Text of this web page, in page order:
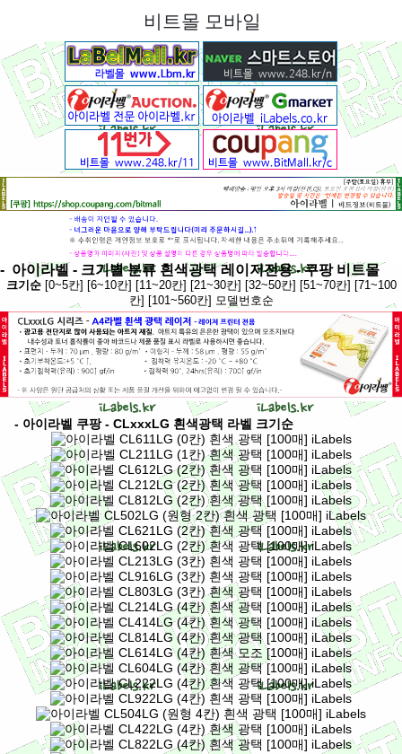
비트몰 모바일
- 아이라벨 - 크기별 분류 흰색광택 레이저전용-쿠팡 비트몰
크기순 [0~5칸] [6~10칸] [11~20칸] [21~30칸] [32~50칸] [51~70칸] [71~100
칸] [101~560칸] 모델번호순
- 아이라벨 쿠팡 - CLxxxLG 흰색광택 라벨 크기순